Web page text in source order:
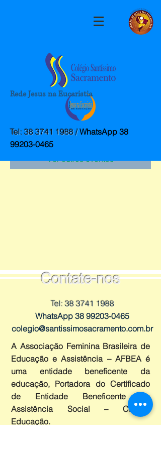
Rede Jesus na Eucaristia
Tel:38 3741 1988/WhatsApp 38
99203-0465
A inscrição está fechada
Ver outros eventos
Contate-nos
Tel:38 3741 1988
WhatsApp 38 99203-0465
colegio@santissimosacramento.com.br
A Associação Feminina Brasileira de
Educação e Assistência – AFBEA é
uma entidade beneficente da
educação, Portadora do Certificado
de Entidade Beneficente de
Assistência Social – CEBAS
Educação.